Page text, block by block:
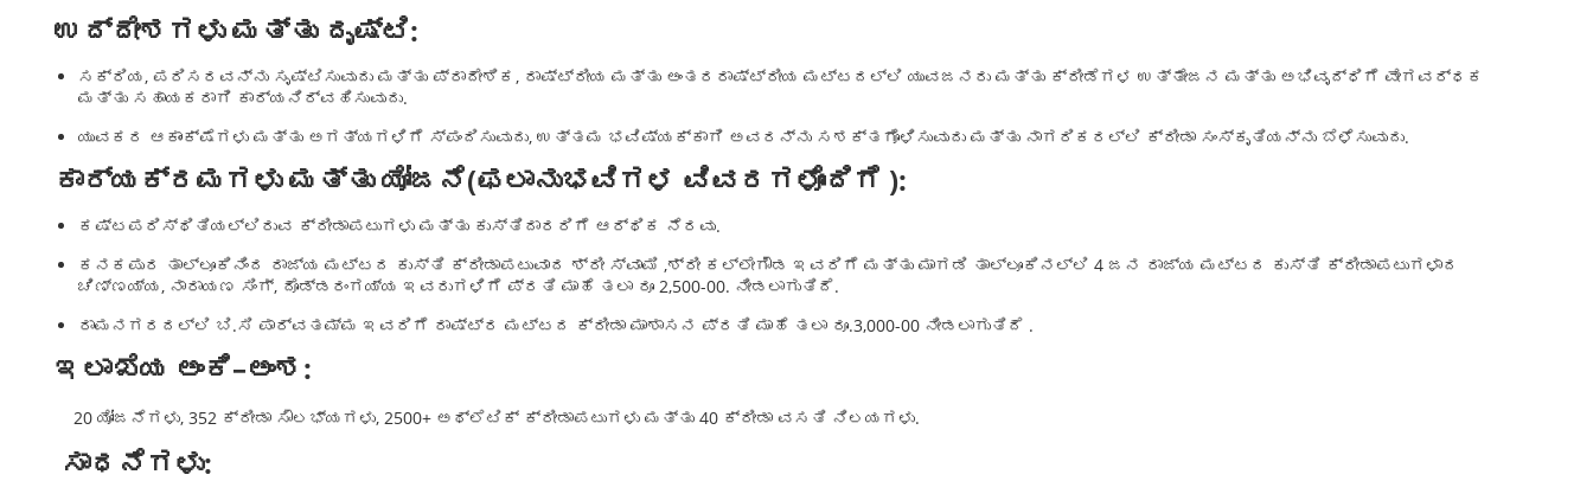
ಉದ್ದೇಶಗಳುಮತ್ತು ದೃಷ್ಟಿ:
ಸಕ್ರಿಯ, ಪರಿಸರವನ್ನು ಸೃಷ್ಟಿಸುವುದು ಮತ್ತು ಪ್ರಾದೇಶಿಕ, ರಾಷ್ಟ್ರೀಯ ಮತ್ತು ಅಂತರರಾಷ್ಟ್ರೀಯ ಮಟ್ಟದಲ್ಲಿ ಯುವಜನರು ಮತ್ತು ಕ್ರೀಡೆಗಳ ಉತ್ತೇಜನ ಮತ್ತು ಅಭಿವೃದ್ಧಿಗೆ ವೇಗವರ್ಧಕ
ಮತ್ತು ಸಹಾಯಕರಾಗಿ ಕಾರ್ಯನಿರ್ವಹಿಸುವುದು.
ಯುವಕರ ಆಕಾಂಕ್ಷೆಗಳು ಮತ್ತು ಅಗತ್ಯಗಳಿಗೆ ಸ್ಪಂದಿಸುವುದು, ಉತ್ತಮ ಭವಿಷ್ಯಕ್ಕಾಗಿ ಅವರನ್ನು ಸಶಕ್ತಗೊಳಿಸುವುದು ಮತ್ತು ನಾಗರಿಕರಲ್ಲಿ ಕ್ರೀಡಾ ಸಂಸ್ಕೃತಿಯನ್ನು ಬೆಳೆಸುವುದು.
ಕಾರ್ಯಕ್ರಮಗಳುಮತ್ತುಯೋಜನೆ(ಫಲಾನುಭವಿಗಳ ವಿವರಗಳೊಂದಿಗೆ ):
ಕಷ್ಟಪರಿಸ್ಥಿತಿಯಲ್ಲಿರುವ ಕ್ರೀಡಾಪಟುಗಳು ಮತ್ತು ಕುಸ್ತಿದಾರರಿಗೆ ಆರ್ಥಿಕ ನೆರವು.
ಕನಕಪುರ ತಾಲ್ಲೂಕಿನಿಂದ ರಾಜ್ಯ ಮಟ್ಟದ ಕುಸ್ತಿ ಕ್ರೀಡಾಪಟುವಾದ ಶ್ರೀ ಸ್ವಾಮಿ ,ಶ್ರೀ ಕಲ್ಲೇಗೌಡ ಇವರಿಗೆ ಮತ್ತು ಮಾಗಡಿ ತಾಲ್ಲೂಕಿನಲ್ಲಿ 4 ಜನ ರಾಜ್ಯ ಮಟ್ಟದ ಕುಸ್ತಿ ಕ್ರೀಡಾಪಟುಗಳಾದ
ಚಿಣ್ಣಯ್ಯ, ನಾರಾಯಣ ಸಿಂಗ್, ದೊಡ್ಡರಂಗಯ್ಯ ಇವರುಗಳಿಗೆ ಪ್ರತಿ ಮಾಹೆ ತಲಾ ರೂ 2,500-00. ನೀಡಲಾಗುತಿದೆ.
ರಾಮನಗರದಲ್ಲಿ ಬಿ.ಸಿ ಪಾರ್ವತಮ್ಮ ಇವರಿಗೆ ರಾಷ್ಟ್ರ ಮಟ್ಟದ ಕ್ರೀಡಾ ಮಾಶಾಸನ ಪ್ರತಿ ಮಾಹೆ ತಲಾ ರೂ.3,000-00 ನೀಡಲಾಗುತಿದೆ .
ಇಲಾಖೆಯ ಅಂಕಿ–ಅಂಶ :
20 ಯೋಜನೆಗಳು, 352 ಕ್ರೀಡಾ ಸೌಲಭ್ಯಗಳು, 2500+ ಅಥ್ಲೆಟಿಕ್ ಕ್ರೀಡಾಪಟುಗಳು ಮತ್ತು 40 ಕ್ರೀಡಾ ವಸತಿ ನಿಲಯಗಳು.
ಸಾಧನೆಗಳು: